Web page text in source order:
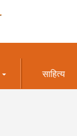
साहित्य